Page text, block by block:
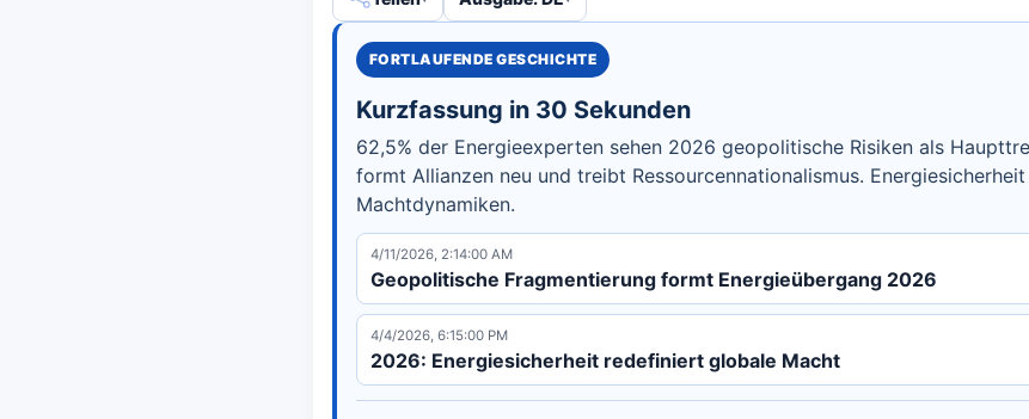
FORTLAUFENDE GESCHICHTE
Kurzfassung in 30 Sekunden
62,5% der Energieexperten sehen 2026 geopolitische Risiken als
formt Allianzen neu und treibt Ressourcennationalismus.
Machtdynamiken.
4/11/2026, 2:14:00 AM
Geopolitische Fragmentierung formt Energieübergang 2026
4/4/2026, 6:15:00 PM
2026: Energiesicherheit redefiniert globale Macht